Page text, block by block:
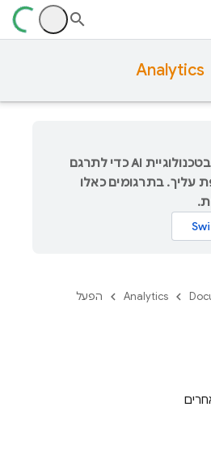
Analytics
‫Google משתמשת בטכנולוגיית AI כדי לתרגם
עליך. בתרגומים כאלו
Analytics הפעל